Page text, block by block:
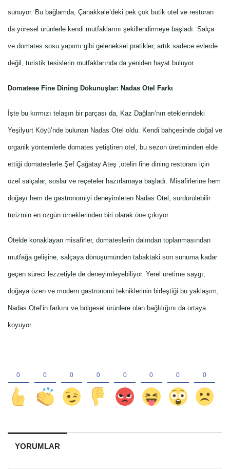
sunuyor. Bu bağlamda, Çanakkale’deki pek çok butik otel ve restoran
da yöresel ürünlerle kendi mutfaklarını şekillendirmeye başladı. Salça
ve domates sosu yapımı gibi geleneksel pratikler, artık sadece evlerde
değil, turistik tesislerin mutfaklarında da yeniden hayat buluyor.
Domatese Fine Dining Dokunuşlar: Nadas Otel Farkı
İşte bu kırmızı telaşın bir parçası da, Kaz Dağları'nın eteklerindeki
Yeşilyurt Köyü’nde bulunan Nadas Otel oldu. Kendi bahçesinde doğal ve
organik yöntemlerle domates yetiştiren otel, bu sezon üretiminden elde
ettiği domateslerle Şef Çağatay Ateş ,otelin fine dining restoranı için
özel salçalar, soslar ve reçeteler hazırlamaya başladı. Misafirlerine hem
doğayı hem de gastronomiyi deneyimleten Nadas Otel, sürdürülebilir
turizmin en özgün örneklerinden biri olarak öne çıkıyor.
Otelde konaklayan misafirler, domateslerin dalından toplanmasından
mutfağa gelişine, salçaya dönüşümünden tabaktaki son sunuma kadar
geçen süreci lezzetiyle de deneyimleyebiliyor. Yerel üretime saygı,
doğaya özen ve modern gastronomi tekniklerinin birleştiği bu yaklaşım,
Nadas Otel’in farkını ve bölgesel ürünlere olan bağlılığını da ortaya
koyuyor.
YORUMLAR